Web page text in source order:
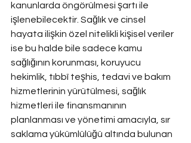
kanunlarda öngörülmesi şartı ile
işlenebilecektir. Sağlık ve cinsel
hayata ilişkin özel nitelikli kişisel veriler
ise bu halde bile sadece kamu
sağlığının korunması, koruyucu
hekimlik, tıbbî teşhis, tedavi ve bakım
hizmetlerinin yürütülmesi, sağlık
hizmetleri ile finansmanının
planlanması ve yönetimi amacıyla, sır
saklama yükümlülüğü altında bulunan